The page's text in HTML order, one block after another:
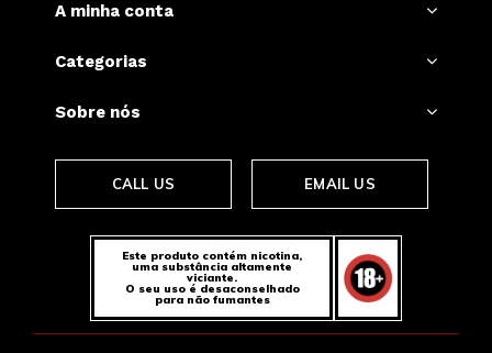
A minha conta
Categorias
Sobre nós
CALL US EMAIL US
Este produto contém nicotina,
uma substância altamente
viciante.
O seu uso é desaconselhado
para não fumantes